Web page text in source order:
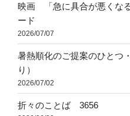
映画 「急に具合が悪くな
ード
2026/07/07
暑熱順化のご提案のひとつ
り）
2026/07/02
折々のことば 3656